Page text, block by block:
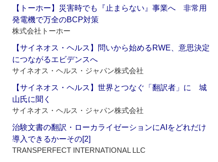
【トーホー】災害時でも『止まらない』事業へ 非常用
発電機で万全のBCP対策
株式会社トーホー
【サイネオス・ヘルス】問いから始めるRWE、意思決定
につながるエビデンスへ
サイネオス・ヘルス・ジャパン株式会社
【サイネオス・ヘルス】世界とつなぐ「翻訳者」に 城
山氏に聞く
サイネオス・ヘルス・ジャパン株式会社
治験文書の翻訳・ローカライゼーションにAIをどれだけ
導入できるかーその[2]
TRANSPERFECT INTERNATIONAL LLC